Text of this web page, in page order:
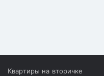
Квартиры на вторичке